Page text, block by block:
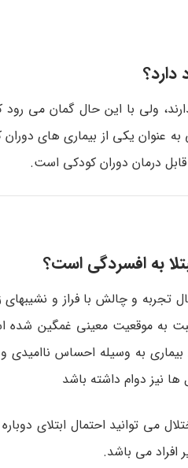
دارد؟
افسردگی کودکان حتی به عنوان یکی از
درمان دوران کودکی است.
به افسردگی است؟
و چالش با فراز و نشیبهای
به موقعیت­ معینی غمگین شده
به وسیله احساس
نیز دوام داشته باشد
می توانید احتمال ابتلای
می ­باشد.